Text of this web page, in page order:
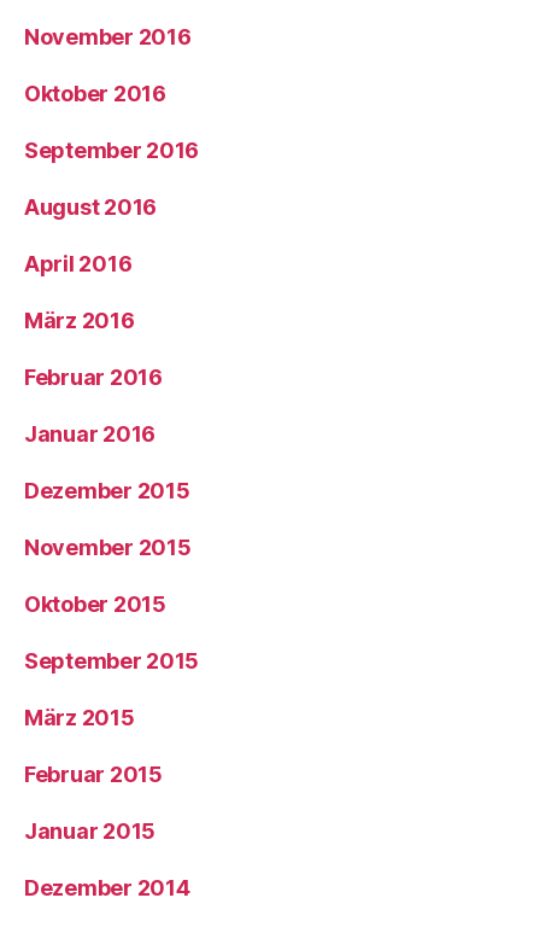
November 2016
Oktober 2016
September 2016
August 2016
April 2016
März 2016
Februar 2016
Januar 2016
Dezember 2015
November 2015
Oktober 2015
September 2015
März 2015
Februar 2015
Januar 2015
Dezember 2014